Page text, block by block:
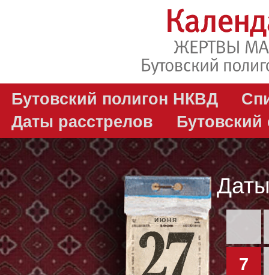
Бутовский полигон НКВД
Даты расстрелов
Бутовский
ИЮНЯ
7